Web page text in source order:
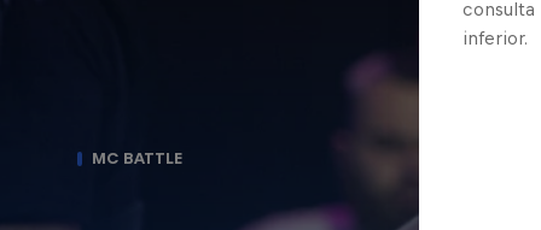
MC BATTLE
inferior.